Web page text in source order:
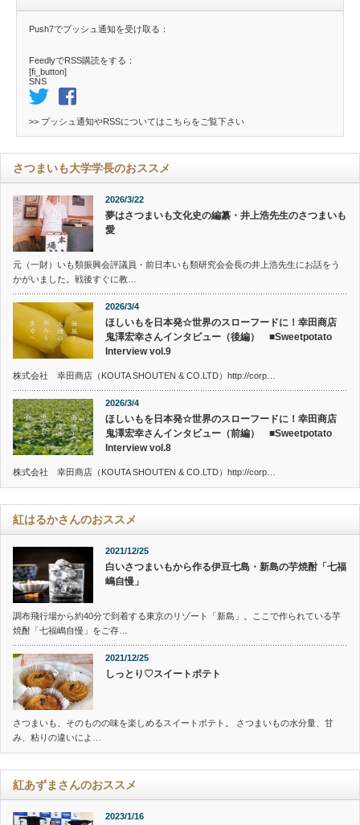
Push7でプッシュ通知を受け取る：
FeedlyでRSS購読をする：
[fi_button]
SNS
>> プッシュ通知やRSSについては こちらをご覧下さい
さつまいも大学学長のおススメ
2026/3/22
夢はさつまいも文化史の編纂・井上浩先生のさつまいも
愛
元（一財）いも類振興会評議員・前日本いも類研究会会長の井上浩先生にお話をう
かがいました。戦後すぐに教…
2026/3/4
ほしいもを日本発☆世界のスローフードに！幸田商店
鬼澤宏幸さんインタビュー（後編） ■Sweetpotato
Interview vol.9
株式会社 幸田商店（KOUTA SHOUTEN & CO.LTD）http://corp…
2026/3/4
ほしいもを日本発☆世界のスローフードに！幸田商店
鬼澤宏幸さんインタビュー（前編） ■Sweetpotato
Interview vol.8
株式会社 幸田商店（KOUTA SHOUTEN & CO.LTD）http://corp…
紅はるかさんのおススメ
2021/12/25
白いさつまいもから作る伊豆七島・新島の芋焼酎「七福
嶋自慢」
調布飛行場から約40分で到着する東京のリゾート「新島」。ここで作られている芋
焼酎「七福嶋自慢」をご存…
2021/12/25
しっとり♡スイートポテト
さつまいも、そのものの味を楽しめるスイートポテト。 さつまいもの水分量、甘
み、粘りの違いによ…
紅あずまさんのおススメ
2023/1/16